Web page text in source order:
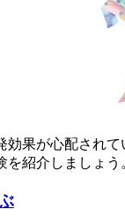
果が心配され
紹介しましょう